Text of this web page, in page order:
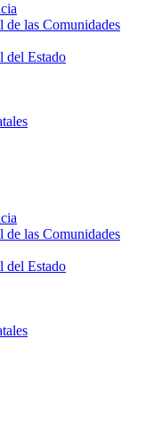
las Comunidades
del Estado
las Comunidades
del Estado